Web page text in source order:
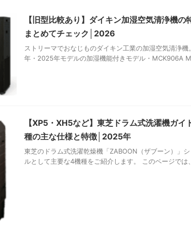
【旧型比較あり】ダイキン加湿空気清浄機の
まとめてチェック│2026
ストリーマでおなじものダイキン工業の加湿空気清浄
年・2025年モデルの加湿機能付きモデル・MCK906A
【XP5・XH5など】東芝ドラム式洗濯機ガ
種の主な仕様と特徴│2025年
東芝のドラム式洗濯乾燥機「ZABOON（ザブーン）」
ルとして主要な4機種をご紹介します。 このページでは